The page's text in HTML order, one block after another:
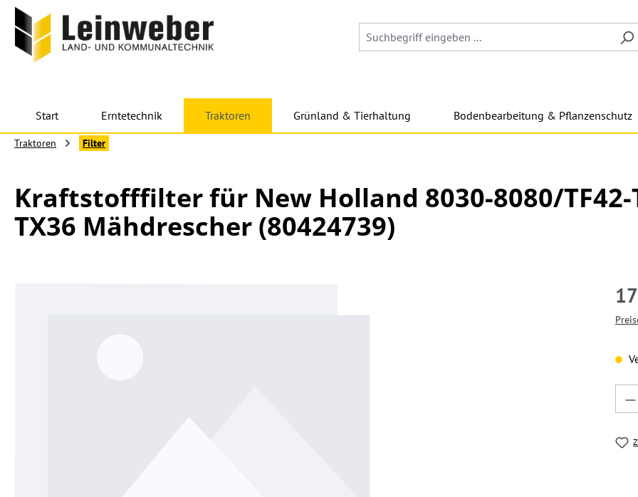
Hauptinhalt springen
Zur Suche springen
Zur Hauptnavigation springen
Start Erntetechnik Traktoren Grünland & Tierhaltung Bodenbearbeitung & Pflanzenschutz
Traktoren Filter
Kraftstofffilter für New Holland 8030-8080/TF42-
TX36 Mähdrescher (80424739)